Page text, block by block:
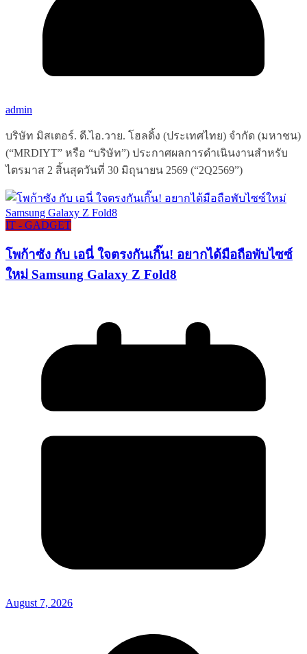
admin
บริษัท มิสเตอร์. ดี.ไอ.วาย. โฮลดิ้ง (ประเทศไทย) จำกัด (มหาชน)
(“MRDIYT” หรือ “บริษัท”) ประกาศผลการดำเนินงานสำหรับ
ไตรมาส 2 สิ้นสุดวันที่ 30 มิถุนายน 2569 (“2Q2569”)
IT - GADGET
โพก้าซัง กับ เอนี่ ใจตรงกันเกิ๊น! อยากได้มือถือพับไซซ์
ใหม่ Samsung Galaxy Z Fold8
August 7, 2026